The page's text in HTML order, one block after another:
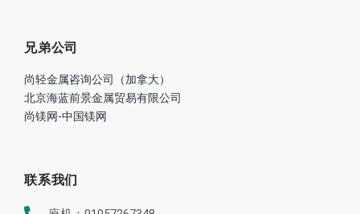
兄弟公司
尚轻金属咨询公司（加拿大）
北京海蓝前景金属贸易有限公司
尚镁网-中国镁网
联系我们